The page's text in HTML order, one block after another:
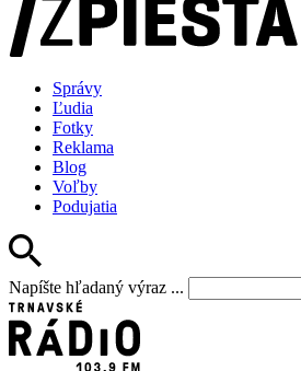
Správy
Ľudia
Fotky
Reklama
Blog
Voľby
Podujatia
Napíšte hľadaný výraz ...